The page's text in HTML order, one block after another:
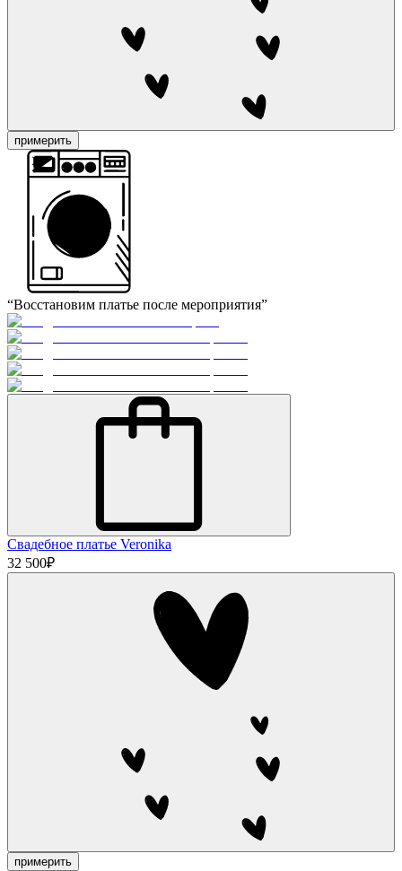
примерить
“Восстановим платье после мероприятия”
Свадебное платье Veronika
32 500₽
примерить